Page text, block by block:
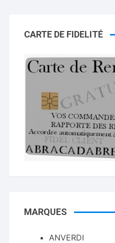
CARTE DE FIDELITÉ
MARQUES
ANVERDI